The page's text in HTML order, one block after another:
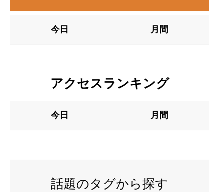
今日 月間
アクセスランキング
今日 月間
話題のタグから探す